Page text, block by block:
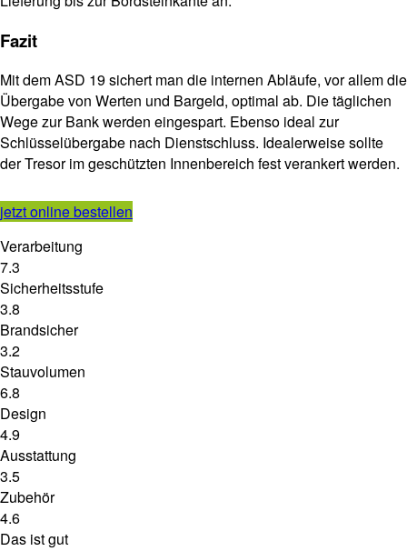
Fazit
Mit dem ASD 19 sichert man die internen Abläufe, vor allem die
Übergabe von Werten und Bargeld, optimal ab. Die täglichen
Wege zur Bank werden eingespart. Ebenso ideal zur
Schlüsselübergabe nach Dienstschluss. Idealerweise sollte
der Tresor im geschützten Innenbereich fest verankert werden.
jetzt online bestellen
Verarbeitung
7.3
Sicherheitsstufe
3.8
Brandsicher
3.2
Stauvolumen
6.8
Design
4.9
Ausstattung
3.5
Zubehör
4.6
Das ist gut